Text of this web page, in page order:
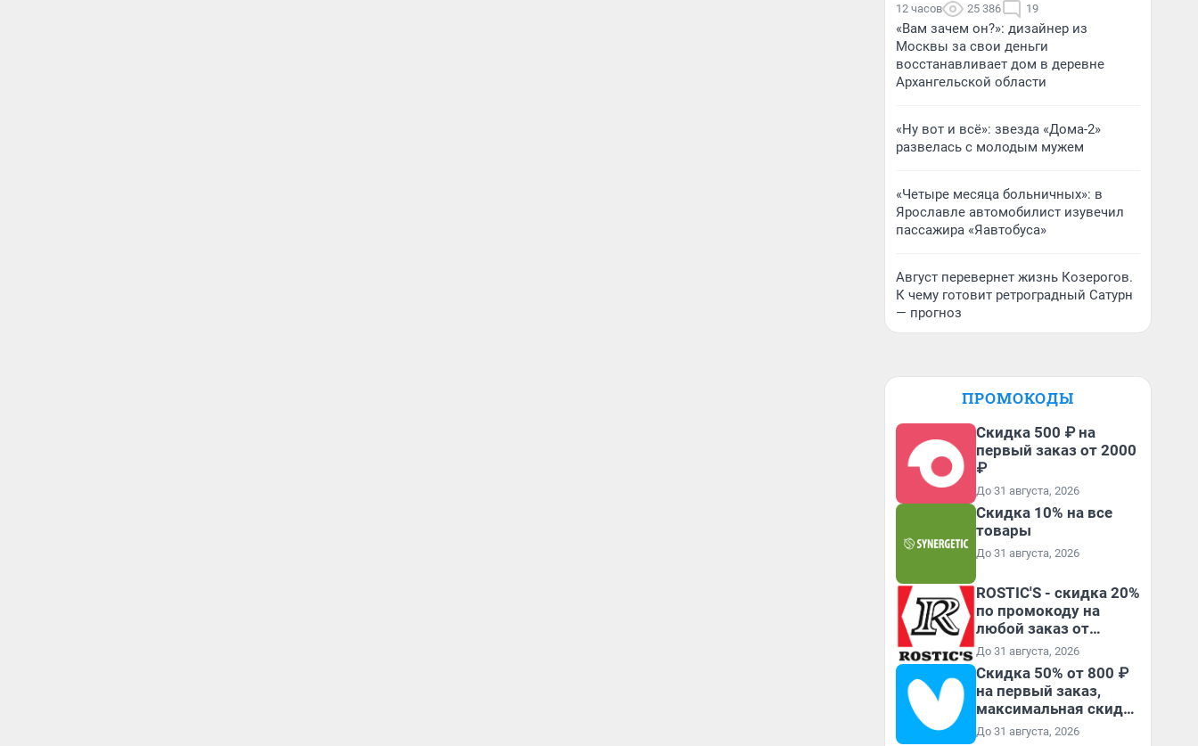
12 часов 25 386 19
«Вам зачем он?»: дизайнер из
Москвы за свои деньги
восстанавливает дом в деревне
Архангельской области
«Ну вот и всё»: звезда «Дома-2»
развелась с молодым мужем
«Четыре месяца больничных»: в
Ярославле автомобилист изувечил
пассажира «Яавтобуса»
Август перевернет жизнь Козерогов.
К чему готовит ретроградный Сатурн
— прогноз
ПРОМОКОДЫ
Скидка 500 ₽ на
первый заказ от 2000
₽
До 31 августа, 2026
Скидка 10% на все
товары
До 31 августа, 2026
ROSTIC'S - скидка 20%
по промокоду на
любой заказ от
3199₽!
До 31 августа, 2026
Скидка 50% от 800 ₽
на первый заказ,
максимальная скидка
600 ₽
До 31 августа, 2026